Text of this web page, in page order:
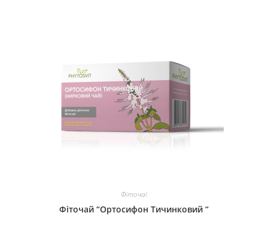
Фіточаї
Фіточай “Ортосифон Тичинковий “